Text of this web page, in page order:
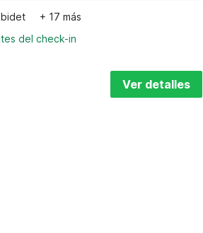
bidet
+ 17 más
del check-in
Ver detalles